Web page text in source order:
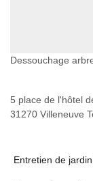
Dessouchage
5 place de l'hôtel
31270 Villeneuve
Entretien de